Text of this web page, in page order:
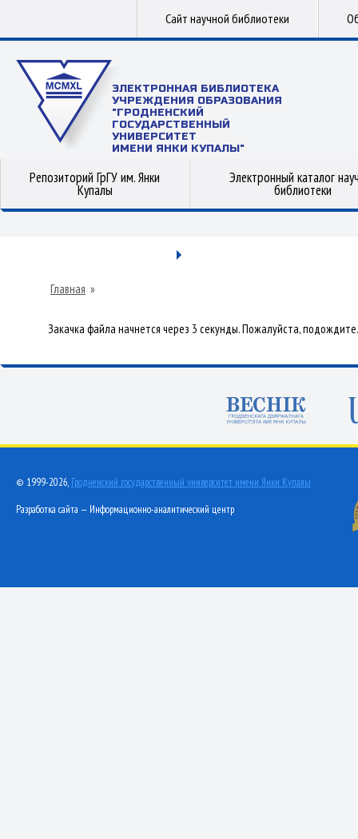
Сайт научной библиотеки
ЭЛЕКТРОННАЯ БИБЛИОТЕКА
УЧРЕЖДЕНИЯ ОБРАЗОВАНИЯ
"ГРОДНЕНСКИЙ
ГОСУДАРСТВЕННЫЙ
УНИВЕРСИТЕТ
ИМЕНИ ЯНКИ КУПАЛЫ"
Репозиторий ГрГУ им. Янки
Купалы
Электронный каталог
библиотеки
Главная »
Закачка файла начнется через 3 секунды. Пожалуйста, подождите.
© 1999-2026, Гродненский государственный университет имени Янки Купалы
Разработка сайта — Информационно-аналитический центр